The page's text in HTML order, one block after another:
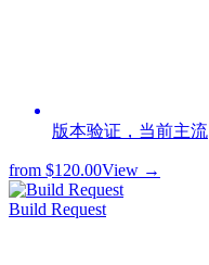
版本验证，当前主流
from $120.00View →
Build Request